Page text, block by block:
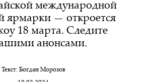
международной
ярмарки — откроется
18 марта. Следите
анонсами.
Текст: Богдан Морозов